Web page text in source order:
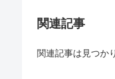
関連記事
関連記事は見つか